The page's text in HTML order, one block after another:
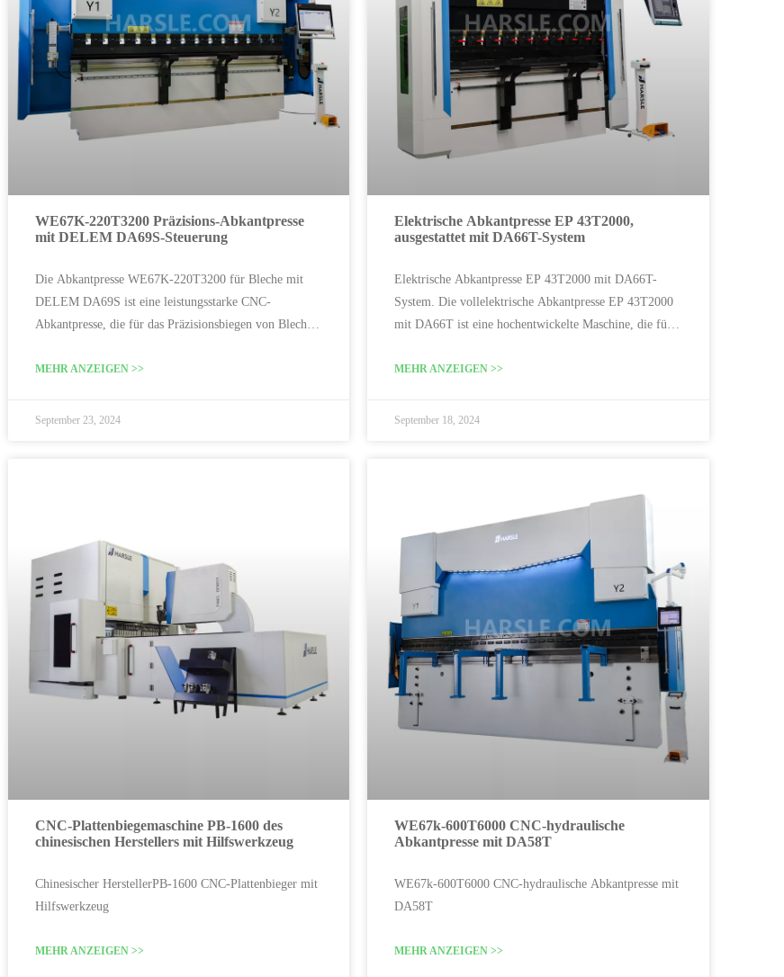
WE67K-220T3200 Präzisions-Abkantpresse
mit DELEM DA69S-Steuerung
Die Abkantpresse WE67K-220T3200 für Bleche mit
DELEM DA69S ist eine leistungsstarke CNC-
Abkantpresse, die für das Präzisionsbiegen von Blechen
MEHR ANZEIGEN >>
September 23, 2024
Elektrische Abkantpresse EP 43T2000,
ausgestattet mit DA66T-System
Elektrische Abkantpresse EP 43T2000 mit DA66T-
System. Die vollelektrische Abkantpresse EP 43T2000
mit DA66T ist eine hochentwickelte Maschine, die für
entwickelt wurde.Hauptmerkmale1. Vollelektrischer
einen hohen Energie-Effekt bietet
MEHR ANZEIGEN >>
September 18, 2024
CNC-Plattenbiegemaschine PB-1600 des
chinesischen Herstellers mit Hilfswerkzeug
Chinesischer HerstellerPB-1600 CNC-Plattenbieger mit
Hilfswerkzeug
MEHR ANZEIGEN >>
WE67k-600T6000 CNC-hydraulische
Abkantpresse mit DA58T
WE67k-600T6000 CNC-hydraulische Abkantpresse mit
DA58T
MEHR ANZEIGEN >>